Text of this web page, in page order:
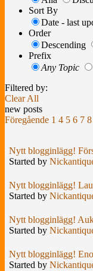
Sort By
Date - last
Order
Descending
Prefix
Any Topic
Filtered by:
Clear All
new posts
Föregående 1 4 5 6 7 8
Nytt blogginlägg!
Started by
Nytt blogginlägg!
Started by
Nytt blogginlägg!
Started by
Nytt blogginlägg!
Started by